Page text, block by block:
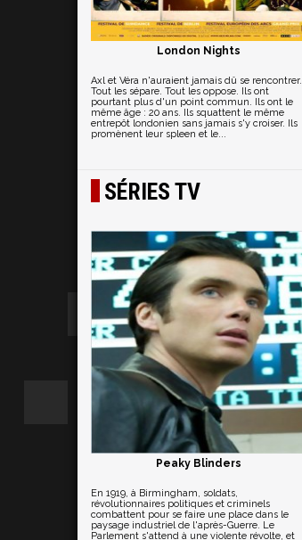
London Nights
Axl et Véra n'auraient jamais dû se rencontrer.
Tout les sépare. Tout les oppose. Ils ont
pourtant plus d'un point commun. Ils ont le
même âge : 20 ans. Ils squattent le même
entrepôt londonien sans jamais s'y croiser. Ils
promènent leur spleen et le...
SÉRIES TV
Peaky Blinders
En 1919, à Birmingham, soldats,
révolutionnaires politiques et criminels
combattent pour se faire une place dans le
paysage industriel de l'après-Guerre. Le
Parlement s'attend à une violente révolte, et